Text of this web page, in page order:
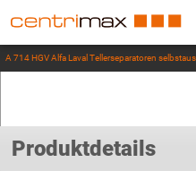
A 714 HGV Alfa Laval Tellerseparatoren
Produktdetails